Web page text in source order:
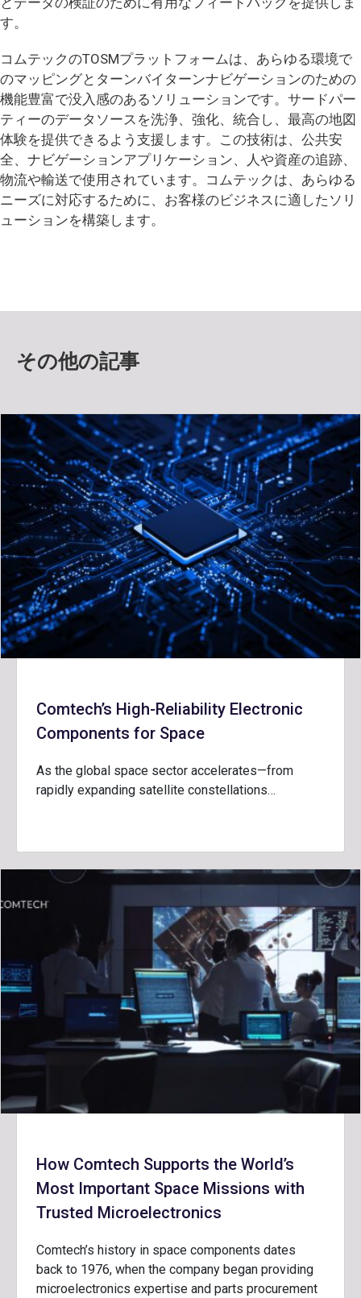
す。
コムテックのTOSMプラットフォームは、あらゆる環境で
のマッピングとターンバイターンナビゲーションのための
機能豊富で没入感のあるソリューションです。サードパー
ティーのデータソースを洗浄、強化、統合し、最高の地図
体験を提供できるよう支援します。この技術は、公共安
全、ナビゲーションアプリケーション、人や資産の追跡、
物流や輸送で使用されています。コムテックは、あらゆる
ニーズに対応するために、お客様のビジネスに適したソリ
ューションを構築します。
その他の記事
Comtech’s High-Reliability Electronic
Components for Space
As the global space sector accelerates—from
rapidly expanding satellite constellations…
How Comtech Supports the World’s
Most Important Space Missions with
Trusted Microelectronics
Comtech’s history in space components dates
back to 1976, when the company began providing
microelectronics expertise and parts procurement